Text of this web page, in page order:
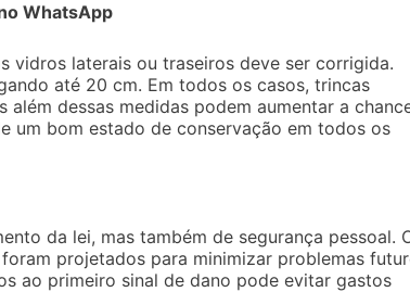
WhatsApp
vidros laterais ou traseiros deve ser corrigida.
até 20 cm. Em todos os casos, trincas
dessas medidas podem aumentar a
um bom estado de conservação em todos os
da lei, mas também de segurança pessoal.
projetados para minimizar problemas
ao primeiro sinal de dano pode evitar gastos